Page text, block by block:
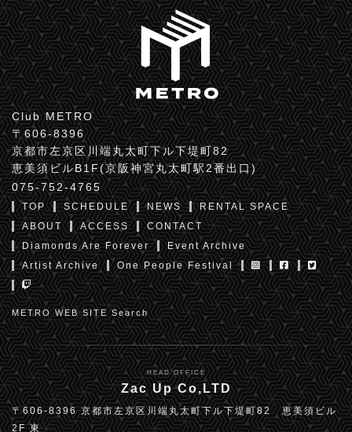
Club METRO
〒606-8396
京都市左京区川端丸太町下ル下堤町82
恵美須ビルB1F(京阪神宮丸太町駅2番出口)
075-752-4765
TOP SCHEDULE NEWS
RENTAL SPACE
ABOUT
ACCESS
CONTACT
Diamonds Are Forever
Event Archive
Artist Archive
One People Festival
METRO WEB SITE Search
HEAD OFFICE
Zac Up Co,LTD
〒606-8396 京都市左京区川端丸太町下ル下堤町82 恵美須ビル
2F 東